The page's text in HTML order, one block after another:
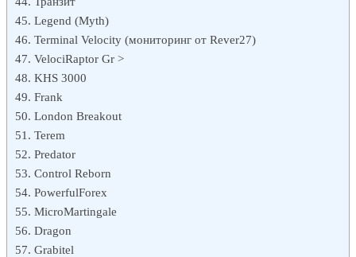
Legend (Myth)
Terminal Velocity (мониторинг от Rever27)
VelociRaptor Gr >
KHS 3000
Frank
London Breakout
Terem
Predator
Control Reborn
PowerfulForex
MicroMartingale
Dragon
Grabitel